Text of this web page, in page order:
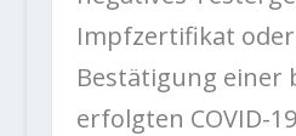
Impfzertifikat
Bestätigung einer
erfolgten COVID-